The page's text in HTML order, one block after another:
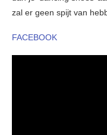
zal er geen spijt van
FACEBOOK